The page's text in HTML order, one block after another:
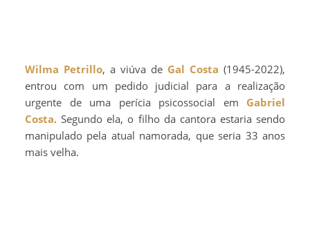
Wilma Petrillo, a viúva de Gal Costa (1945-2022),
entrou com um pedido judicial para a realização
urgente de uma perícia psicossocial em Gabriel
Costa. Segundo ela, o filho da cantora estaria sendo
manipulado pela atual namorada, que seria 33 anos
mais velha.